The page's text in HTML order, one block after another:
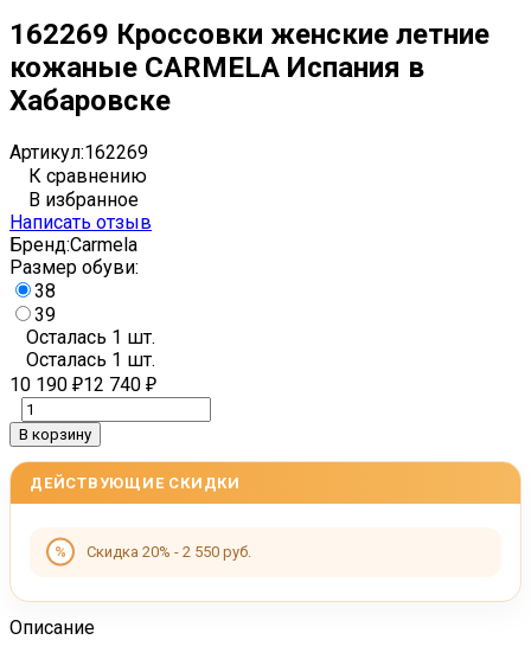
162269 Кроссовки женские летние
кожаные CARMELA Испания в
Хабаровске
Артикул:162269
К сравнению
В избранное
Написать отзыв
Бренд:Carmela
Размер обуви:
38
39
Осталась 1 шт.
Осталась 1 шт.
10 190 ₽12 740 ₽
В корзину
ДЕЙСТВУЮЩИЕ СКИДКИ
Скидка 20% - 2 550 руб.
Описание